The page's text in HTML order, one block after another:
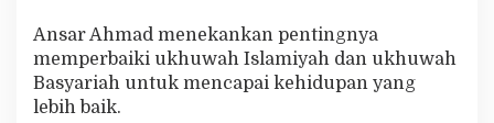
Ansar Ahmad menekankan pentingnya
memperbaiki ukhuwah Islamiyah dan ukhuwah
Basyariah untuk mencapai kehidupan yang
lebih baik.